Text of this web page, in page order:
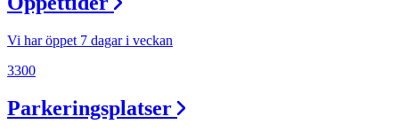
Vi har öppet 7 dagar i veckan
3300
Parkeringsplatser